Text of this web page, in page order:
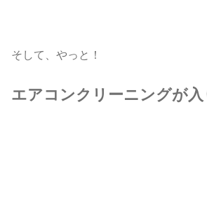
そして、やっと！
エアコンクリーニングが入